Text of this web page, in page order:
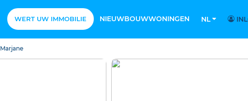
WERT UW IMMOBILIE NIEUWBOUWWONINGEN NL
Marjane